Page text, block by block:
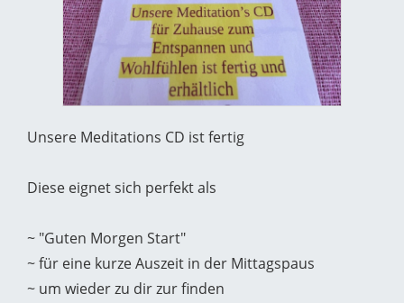
Unsere Meditations CD ist fertig
Diese eignet sich perfekt als
~ "Guten Morgen Start"
~ für eine kurze Auszeit in der Mittagspaus
~ um wieder zu dir zur finden